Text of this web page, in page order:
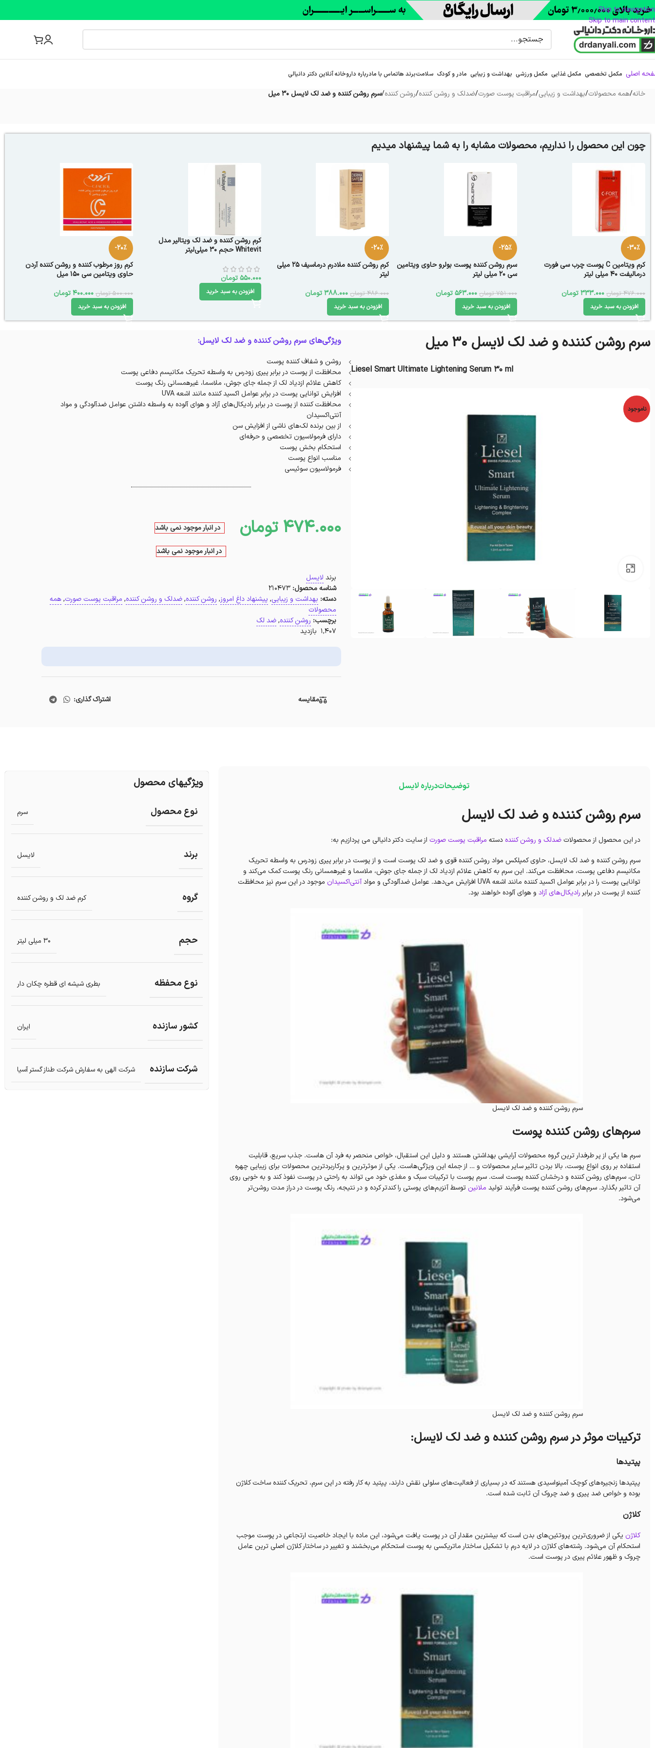
Skip to navigation
Skip to main content
اصلی مکمل تخصصی مکمل غذایی مکمل ورزشی بهداشت و زیبایی مادر و کودک سلامتبرند هاتماس با مادرباره‌ داروخانه آنلاین دکتر دانیالی
خانه/همه محصولات/بهداشت و زیبایی/مراقبت پوست صورت/ضدلک و روشن کننده/روشن کننده/سرم روشن کننده و ضد لک لایسل 30 میل
چون این محصول را نداریم، محصولات مشابه را به شما پیشنهاد میدیم
-30%
کرم ویتامین C پوست چرب سی فورت
درمالیفت 40 میلی لیتر
476.000 تومان 333.000تومان
افزودن به سبد خرید
-25%
سرم روشن کننده پوست بولرو حاوی ویتامین
سی 20 میلی لیتر
751.000 تومان 563.000 تومان
افزودن به سبد خرید
-20%
کرم روشن کننده ملادرم درماسیف 25 میلی
لیتر
486.000 تومان 388.000 تومان
افزودن به سبد خرید
کرم روشن کننده و ضد لک ویتالیر مدل
Whitevit حجم 30 میلی‌لیتر
550.000 تومان
افزودن به سبد خرید
-20%
کرم روز مرطوب کننده و روشن کننده آردن
حاوی ویتامین سی 150 میل
500.000 تومان 400.000تومان
افزودن به سبد خرید
سرم روشن کننده و ضد لک لایسل 30 میل
Liesel Smart Ultimate Lightening Serum 30 ml
ناموجود
ویژگی‌های سرم روشن کننده و ضد لک لایسل:
روشن و شفاف کننده پوست
محافظت از پوست در برابر پیری زودرس به واسطه تحریک مکانیسم دفاعی پوست
کاهش علائم ازدیاد لک از جمله جای جوش، ملاسما، غیرهمسانی رنگ پوست
افزایش توانایی پوست در برابر عوامل اکسید کننده مانند اشعه UVA
محافظت کننده از پوست در برابر رادیکال‌های آزاد و هوای آلوده به واسطه داشتن عوامل ضدآلودگی و مواد
آنتی‌اکسیدان
از بین برنده لک‌های ناشی از افزایش سن
دارای فرمولاسیون تخصصی و حرفه‌ای
استحکام بخش پوست
مناسب انواع پوست
فرمولاسیون سوئیسی
474.000 تومان در انبار موجود نمی باشد
در انبار موجود نمی باشد
برند لایسل
شناسه محصول:210473
دسته: بهداشت و زیبایی, پیشنهاد داغ امروز, روشن کننده, ضدلک و روشن کننده, مراقبت پوست صورت, همه
محصولات
برچسب: روشن کننده, ضد لک
1,407 بازدید
مقایسه اشتراک گذاری:
توضیحاتدرباره لایسل
سرم روشن کننده و ضد لک لایسل
در این محصول از محصولات ضدلک و روشن کننده دسته مراقبت پوست صورت از سایت دکتر دانیالی می پردازیم به:
سرم روشن کننده و ضد لک لایسل، حاوی کمپلکس مواد روشن کننده قوی و ضد لک پوست است و از پوست در برابر پیری زودرس به واسطه تحریک
مکانیسم دفاعی پوست، محافظت می‌کند. این سرم به کاهش علائم ازدیاد لک از جمله جای جوش، ملاسما و غیرهمسانی رنگ پوست کمک می‌کند و
توانایی پوست را در برابر عوامل اکسید کننده مانند اشعه UVA افزایش می‌دهد. عوامل ضدآلودگی و مواد
آنتی‌اکسیدان موجود در این سرم نیز محافظت
کننده از پوست در برابررادیکال‌های آزاد و هوای آلوده خواهند بود.
سرم روشن کننده و ضد لک لایسل
سرم‌های روشن کننده پوست
سرم ها یکی از پر طرفدار ترین گروه محصولات آرایشی بهداشتی هستند و دلیل این استقبال، خواص منحصر به فرد آن هاست. جذب سریع، قابلیت
استفاده بر روی انواع پوست، بالا بردن تاثیر سایر محصولات و … از جمله این ویژگی‌هاست. یکی از موثرترین و پرکاربردترین محصولات برای زیبایی چهره
تان، سرم‌های روشن کننده و درخشان کننده پوست است. سرم پوست با ترکیبات سبک و مغذی خود می تواند به راحتی در پوست نفوذ کند و به خوبی روی
آن تاثیر بگذارد. سرم‌های روشن کننده پوست فرآیند تولید ملانین توسط آنزیم‌های پوستی را کندتر کرده و در نتیجه، رنگ پوست در دراز مدت روشن‌تر
می‌شود.
سرم روشن کننده و ضد لک لایسل
ترکیبات موثر در سرم روشن کننده و ضد لک لایسل:
پپتیدها
پپتیدها زنجیره‌های کوچک آمینواسیدی هستند که در بسیاری از فعالیت‌های سلولی نقش دارند، پپتید به کار رفته در این سرم، تحریک کننده ساخت کلاژن
بوده و خواص ضد پیری و ضد چروک آن ثابت شده است.
کلاژن
کلاژن یکی از ضروری‌ترین پروتئین‌های بدن است که بیشترین مقدار آن در پوست یافت می‌شود، این ماده با ایجاد خاصیت ارتجاعی در پوست موجب
استحکام آن می‌شود. رشته‌های کلاژن در لایه درم با تشکیل ساختار ماتریکسی به پوست استحکام می‌بخشند و تغییر در ساختار کلاژن اصلی ترین عامل
چروک و ظهور علائم پیری در پوست است.
ویژگیهای محصول
نوع محصول سرم
برند لایسل
گروه کرم ضد لک و روشن کننده
حجم 30 میلی لیتر
نوع محفظه بطری شیشه ای قطره چکان دار
کشور سازنده ایران
شرکت سازنده شرکت الهی به سفارش شرکت طناز گستر آسیا